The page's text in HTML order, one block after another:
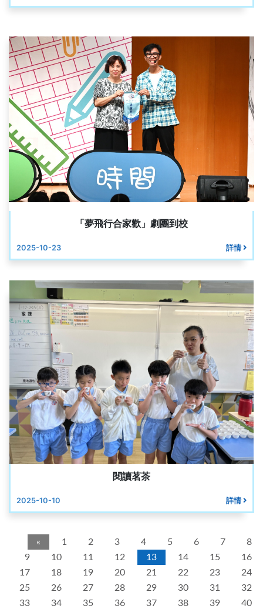
「夢飛行合家歡」劇團到校
2025-10-23 詳情
閱讀茗茶
2025-10-10 詳情
« 1 2 3 4 5 6 7
8
9
10 11 12 13 14 15
16
17
18 19 20 21 22 23
24
25
26 27 28 29 30 31
32
33
34 35 36 37 38 39 40